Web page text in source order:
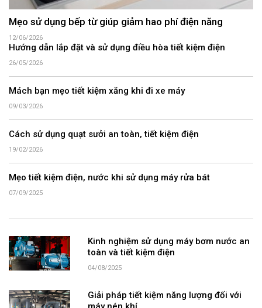
Mẹo sử dụng bếp từ giúp giảm hao phí điện năng
12/06/2026
Hướng dẫn lắp đặt và sử dụng điều hòa tiết kiệm điện
26/05/2026
Mách bạn mẹo tiết kiệm xăng khi đi xe máy
09/03/2026
Cách sử dụng quạt sưởi an toàn, tiết kiệm điện
19/02/2026
Mẹo tiết kiệm điện, nước khi sử dụng máy rửa bát
07/09/2025
Kinh nghiệm sử dụng máy bơm nước an
toàn và tiết kiệm điện
04/08/2025
Giải pháp tiết kiệm năng lượng đối với